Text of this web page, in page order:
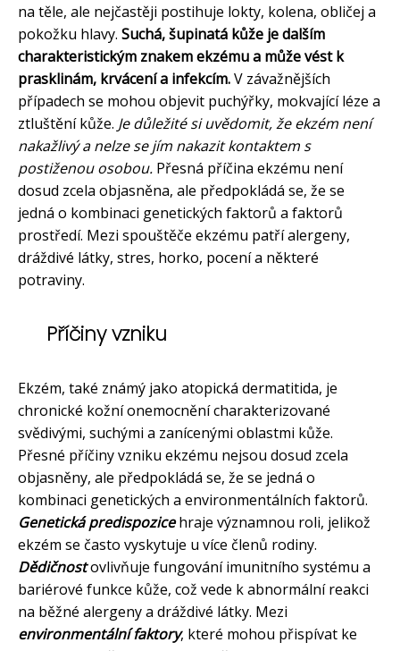
na těle, ale nejčastěji postihuje lokty, kolena, obličej a
pokožku hlavy. Suchá, šupinatá kůže je dalším
charakteristickým znakem ekzému a může vést k
prasklinám, krvácení a infekcím.V závažnějších
případech se mohou objevit puchýřky, mokvající léze a
ztluštění kůže. Je důležité si uvědomit, že ekzém není
nakažlivý a nelze se jím nakazit kontaktem s
postiženou osobou. Přesná příčina ekzému není
dosud zcela objasněna, ale předpokládá se, že se
jedná o kombinaci genetických faktorů a faktorů
prostředí. Mezi spouštěče ekzému patří alergeny,
dráždivé látky, stres, horko, pocení a některé
potraviny.
Příčiny vzniku
Ekzém, také známý jako atopická dermatitida, je
chronické kožní onemocnění charakterizované
svědivými, suchými a zanícenými oblastmi kůže.
Přesné příčiny vzniku ekzému nejsou dosud zcela
objasněny, ale předpokládá se, že se jedná o
kombinaci genetických a environmentálních faktorů.
Genetická predispozicehraje významnou roli, jelikož
ekzém se často vyskytuje u více členů rodiny.
Dědičnostovlivňuje fungování imunitního systému a
bariérové funkce kůže, což vede k abnormální reakci
na běžné alergeny a dráždivé látky. Mezi
environmentální faktory, které mohou přispívat ke